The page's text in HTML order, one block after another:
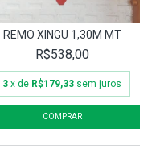
REMO XINGU 1,30M MT
R$538,00
3 x de R$179,33 sem juros